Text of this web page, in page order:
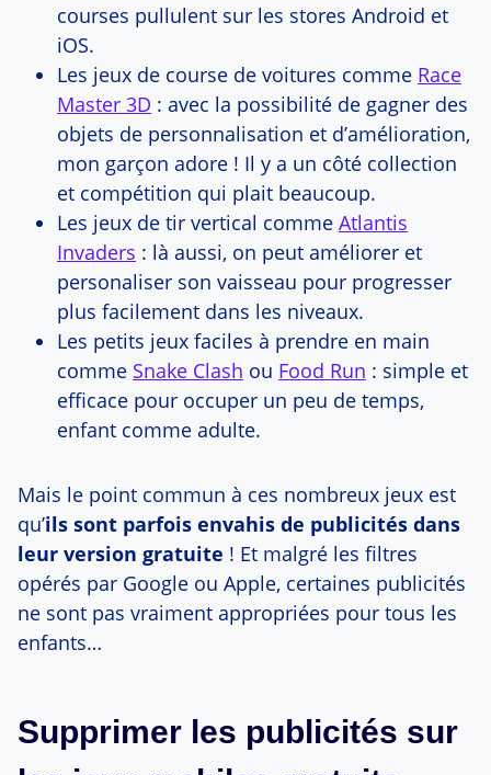
courses pullulent sur les stores Android et
iOS.
Les jeux de course de voitures comme Race
Master 3D : avec la possibilité de gagner des
objets de personnalisation et d’amélioration,
mon garçon adore ! Il y a un côté collection
et compétition qui plait beaucoup.
Les jeux de tir vertical comme Atlantis
Invaders : là aussi, on peut améliorer et
personaliser son vaisseau pour progresser
plus facilement dans les niveaux.
Les petits jeux faciles à prendre en main
comme Snake Clash ou Food Run : simple et
efficace pour occuper un peu de temps,
enfant comme adulte.
Mais le point commun à ces nombreux jeux est
qu’ils sont parfois envahis de publicités dans
leur version gratuite ! Et malgré les filtres
opérés par Google ou Apple, certaines publicités
ne sont pas vraiment appropriées pour tous les
enfants…
Supprimer les publicités sur